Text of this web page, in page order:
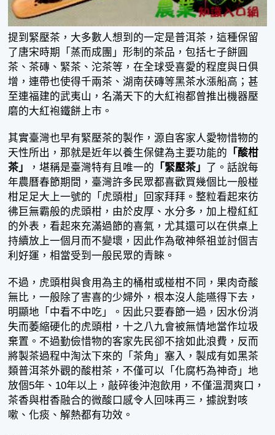
提到緊壓茶，大多數人想到的一定是普洱茶，這種保留
了唐宋時期「蒸而成團」形制的茶品，包括七子餅圓
茶、茶磚、緊茶、沱茶等，在全球受喜愛的程度與日俱
增，連帶也使得千兩茶、湖南茯磚等黑茶水漲船高；甚
至連福建的武夷山，名滿天下的大紅袍都曾推出機器壓
磨的大紅袍鐵餅上市。
其實臺灣也早有緊壓茶的製作，源自客家人愛物惜物的
天性所出，那就是近年以養生保健為主要功能的 「酸柑
茶」
，堪稱是臺灣特有且唯一的 「緊壓茶」 了。話說每
年農曆春節期間，臺灣許多民眾都喜歡買幾個比一般椪
柑足足大上一號的「虎頭柑」回家拜拜。整粒看起來彷
彿巨無霸般的虎頭柑，由於皮厚、水分多，加上橙紅紅
的外表，看起來充滿過節的喜氣，尤其還可以在供桌上
持續放上一個月而不變壞，因此作為敬神祭祖並討個吉
利好運，相當受到一般民眾的青睞。
不過，虎頭柑與食用為主的桶柑或椪柑不同，果肉奇酸
無比，一般除了害喜的少婦外，根本沒人能嚥得下去，
明顯地「中看不中吃」。因此只要春節一過，因水份消
失而萎縮硬化的虎頭柑，十之八九會被無情地當作垃圾
棄置。不過勤儉惜物的客家先民卻不捨如此浪費，反而
將製茶過程中淘汰下來的「茶角」塞入，製成有如黑茶
類普洱茶外觀的酸柑茶，不僅可以「化腐朽為神奇」地
放個5年、10年以上，敲碎後沖泡飲用，不僅溫潤爽口，
茶香與柑香融合的微酸口感令人回味再三，據說對咳
嗽、化痰、解熱都有功效。